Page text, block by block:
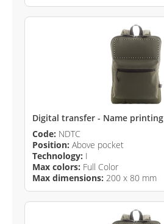
Digital transfer - Name printing
Code: NDTC
Position: Above pocket
Technology: I
Max colors: Full Color
Max dimensions: 200 x 80 mm